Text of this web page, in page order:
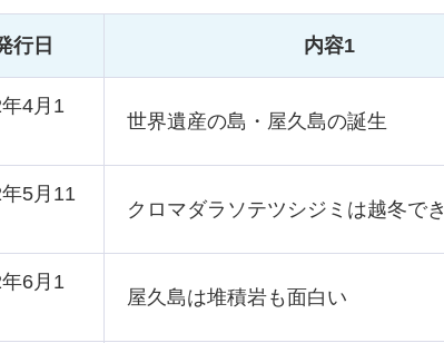
行日 内容1
4月1
世界遺産の島・屋久島の誕生
5月11
クロマダラソテツシジミは越冬で
6月1
屋久島は堆積岩も面白い